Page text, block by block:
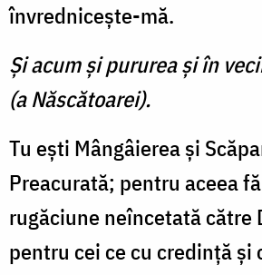
învredniceşte-mă.
Și acum şi pururea şi în
(a Născătoarei).
Tu eşti Mângâierea şi
Preacurată; pentru aceea
rugăciune neîncetată către
pentru cei ce cu credinţă şi